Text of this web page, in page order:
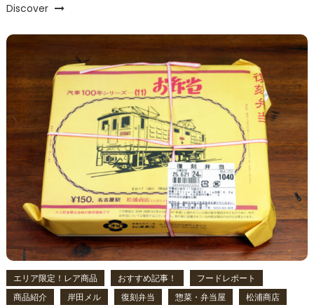
Discover
エリア限定！レア商品 おすすめ記事！
フードレポート
商品紹介
岸田メル 復刻弁当 惣菜・弁当屋 松浦商店